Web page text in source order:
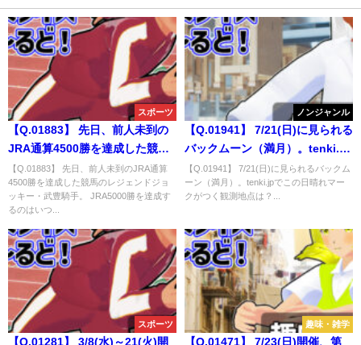
スポーツ
【Q.01883】 先日、前人未到の
JRA通算4500勝を達成した競馬
のレジェンドジョッキー・武豊
騎手。 JRA5000勝を達成するの
はいつ？
【Q.01883】 先日、前人未到のJRA通算
4500勝を達成した競馬のレジェンドジョ
ッキー・武豊騎手。 JRA5000勝を達成す
るのはいつ...
ノンジャンル
【Q.01941】 7/21(日)に見られる
バックムーン（満月）。tenki.jp
でこの日晴れマークがつく観測
地点は？
【Q.01941】 7/21(日)に見られるバックム
ーン（満月）。tenki.jpでこの日晴れマー
クがつく観測地点は？...
スポーツ
【Q.01281】 3/8(水)～21(火)開
趣味・雑学
【Q.01471】 7/23(日)開催、第